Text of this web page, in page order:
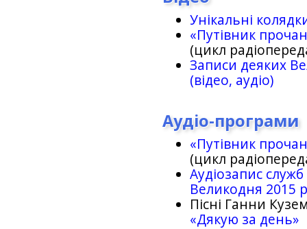
Унікальні
«Путівник
(цикл
Записи деяких
(відео, аудіо)
Аудіо-програми
«Путівник
(цикл
Аудіозапис
Великодня 2015
Пісні Ганни
«Дякую за день»